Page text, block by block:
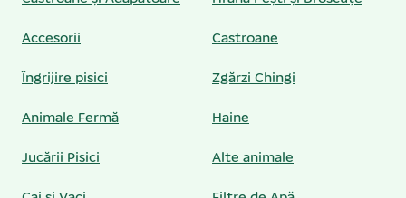
Accesorii Castroane
Îngrijire pisici Zgărzi Chingi
Animale Fermă Haine
Jucării Pisici Alte animale